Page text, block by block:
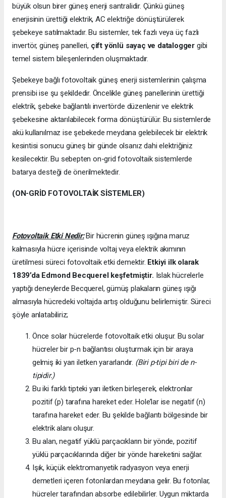
büyük olsun birer güneş enerji santralidir. Çünkü güneş
enerjisinin ürettiği elektrik, AC elektriğe dönüştürülerek
şebekeye satılmaktadır. Bu sistemler, tek fazlı veya üç fazlı
invertör, güneş panelleri, çift yönlü sayaç ve datalogger gibi
temel sistem bileşenlerinden oluşmaktadır.
Şebekeye bağlı fotovoltaik güneş enerji sistemlerinin çalışma
prensibi ise şu şekildedir. Öncelikle güneş panellerinin ürettiği
elektrik, şebeke bağlantılı invertörde düzenlenir ve elektrik
şebekesine aktarılabilecek forma dönüştürülür. Bu sistemlerde
akü kullanılmaz ise şebekede meydana gelebilecek bir elektrik
kesintisi sonucu güneş bir günde olsanız dahi elektriğiniz
kesilecektir. Bu sebepten on-grid fotovoltaik sistemlerde
batarya desteği de önerilmektedir.
(ON-GRİD FOTOVOLTAİK SİSTEMLER)
Fotovoltaik Etki Nedir:Bir hücrenin güneş ışığına maruz
kalmasıyla hücre içerisinde voltaj veya elektrik akımının
üretilmesi süreci fotovoltaik etki demektir. Etkiyi ilk olarak
1839’da Edmond Becquerel keşfetmiştir. Islak hücrelerle
yaptığı deneylerde Becquerel, gümüş plakaların güneş ışığı
almasıyla hücredeki voltajda artış olduğunu belirlemiştir. Süreci
şöyle anlatabiliriz;
Önce solar hücrelerde fotovoltaik etki oluşur. Bu solar
hücreler bir p-n bağlantısı oluşturmak için bir araya
gelmiş iki yarı iletken yararlandır. (Biri p-tipi biri de n-
tipidir.)
Bu iki farklı tipteki yarı iletken birleşerek, elektronlar
pozitif (p) tarafına hareket eder. Hole’lar ise negatif (n)
tarafına hareket eder. Bu şekilde bağlantı bölgesinde bir
elektrik alanı oluşur.
Bu alan, negatif yüklü parçacıkların bir yönde, pozitif
yüklü parçacıklarında diğer bir yönde hareketini sağlar.
Işık, küçük elektromanyetik radyasyon veya enerji
demetleri içeren fotonlardan meydana gelir. Bu fotonlar,
hücreler tarafından absorbe edilebilirler. Uygun miktarda